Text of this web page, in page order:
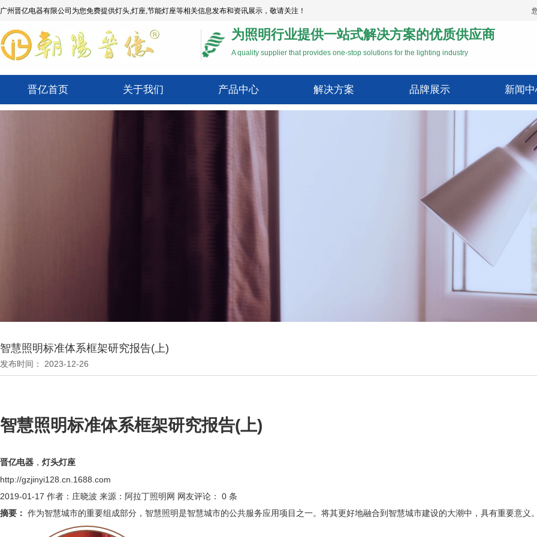
广州晋亿电器有限公司为您免费提供灯头,灯座,节能灯座等相关信息发布和资讯展示，敬请关注！
为照明行业提供一站式解决方案的优质供应商
A quality supplier that provides one-stop solutions for the lighting industry
晋亿首页 关于我们 产品中心 解决方案 品牌展示 新闻
智慧照明标准体系框架研究报告(上)
发布时间： 2023-12-26
智慧照明标准体系框架研究报告(上)
晋亿电器 ， 灯头灯座
http://gzjinyi128.cn.1688.com
2019-01-17 作者：庄晓波 来源：阿拉丁照明网 网友评论： 0 条
摘要： 作为智慧城市的重要组成部分，智慧照明是智慧城市的公共服务应用项目之一。将其更好地融合到智慧城市建设的大潮中，具有重要意义